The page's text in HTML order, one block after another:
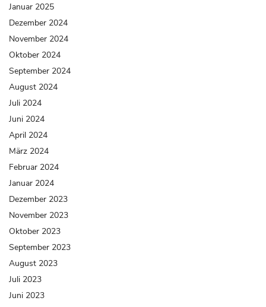
Januar 2025
Dezember 2024
November 2024
Oktober 2024
September 2024
August 2024
Juli 2024
Juni 2024
April 2024
März 2024
Februar 2024
Januar 2024
Dezember 2023
November 2023
Oktober 2023
September 2023
August 2023
Juli 2023
Juni 2023